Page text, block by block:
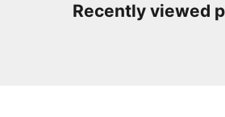
Recently viewed